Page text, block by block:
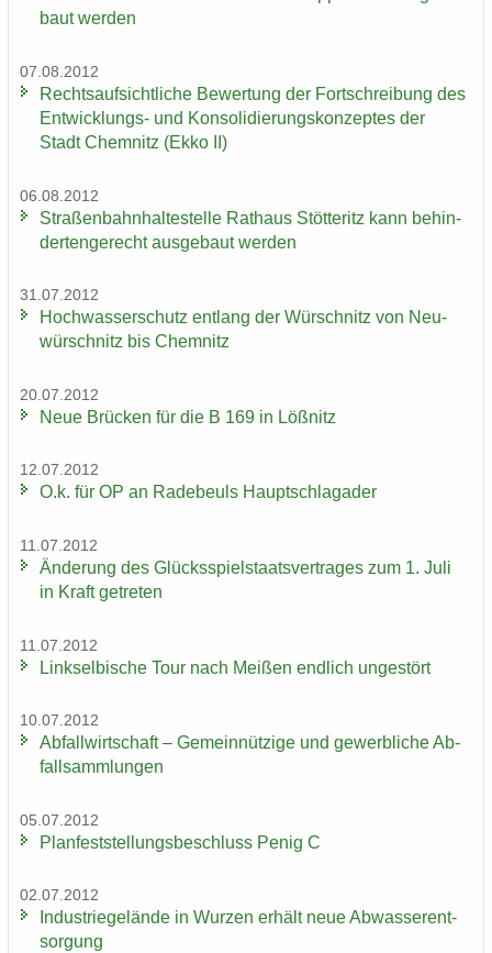
baut wer­den
07.08.2012
Rechts­auf­sicht­li­che Be­wer­tung der Fort­schrei­bung des
Entwicklungs-​ und Kon­so­li­die­rungs­kon­zep­tes der
Stadt Chem­nitz (Ekko II)
06.08.2012
Stra­ßen­bahn­hal­te­stel­le Rat­haus Stöt­teritz kann be­hin­
der­ten­ge­recht aus­ge­baut wer­den
31.07.2012
Hoch­was­ser­schutz ent­lang der Wür­schnitz von Neu­
wür­schnitz bis Chem­nitz
20.07.2012
Neue Brü­cken für die B 169 in Löß­nitz
12.07.2012
O.k. für OP an Ra­de­beuls Haupt­schlag­ader
11.07.2012
Än­de­rung des Glücks­spiel­staats­ver­tra­ges zum 1. Juli
in Kraft ge­tre­ten
11.07.2012
Linksel­bi­sche Tour nach Mei­ßen end­lich un­ge­stört
10.07.2012
Ab­fall­wirt­schaft – Ge­mein­nüt­zi­ge und ge­werb­li­che Ab­
fall­samm­lun­gen
05.07.2012
Plan­fest­stel­lungs­be­schluss Penig C
02.07.2012
In­dus­trie­ge­län­de in Wur­zen er­hält neue Ab­was­ser­ent­
sor­gung